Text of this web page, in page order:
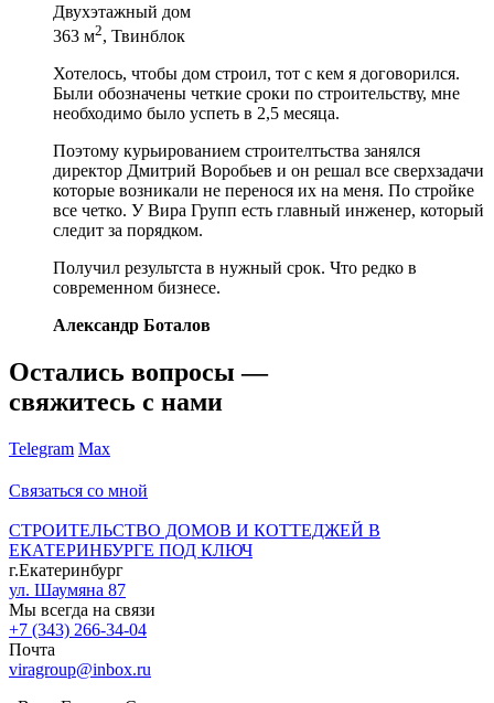
Двухэтажный дом
363 м2, Твинблок
Хотелось, чтобы дом строил, тот с кем я договорился.
Были обозначены четкие сроки по строительству, мне
необходимо было успеть в 2,5 месяца.
Поэтому курьированием строителтьства занялся
директор Дмитрий Воробьев и он решал все сверхзадачи
которые возникали не перенося их на меня. По стройке
все четко. У Вира Групп есть главный инженер, который
следит за порядком.
Получил результста в нужный срок. Что редко в
современном бизнесе.
Александр Боталов
Остались вопросы —
свяжитесь с нами
Telegram Max
Связаться со мной
СТРОИТЕЛЬСТВО ДОМОВ И КОТТЕДЖЕЙ В
ЕКАТЕРИНБУРГЕ ПОД КЛЮЧ
г.Екатеринбург
ул. Шаумяна 87
Мы всегда на связи
+7 (343) 266-34-04
Почта
viragroup@inbox.ru